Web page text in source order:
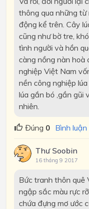
thông qua những từ
động kể trên. Cây
cũng như bờ tre,
tình người và hồn
càng nồng nàn hoà
nghiệp Việt Nam
nền công nghiệp
lúa gắn bó ,gần gũi
nhiên.
Đúng 0 Bình luận
Thư Soobin
16 tháng 9 2017
Bức tranh thôn quê
ngập sắc màu rực
chứa đựng mơ ước